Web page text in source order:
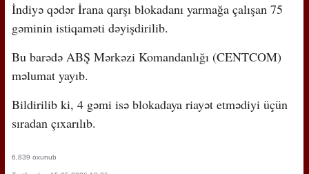
İndiyə qədər İrana qarşı blokadanı yarmağa çalışan 75
gəminin istiqaməti dəyişdirilib.
Bu barədə ABŞ Mərkəzi Komandanlığı (CENTCOM)
məlumat yayıb.
Bildirilib ki, 4 gəmi isə blokadaya riayət etmədiyi üçün
sıradan çıxarılıb.
6,839 oxunub